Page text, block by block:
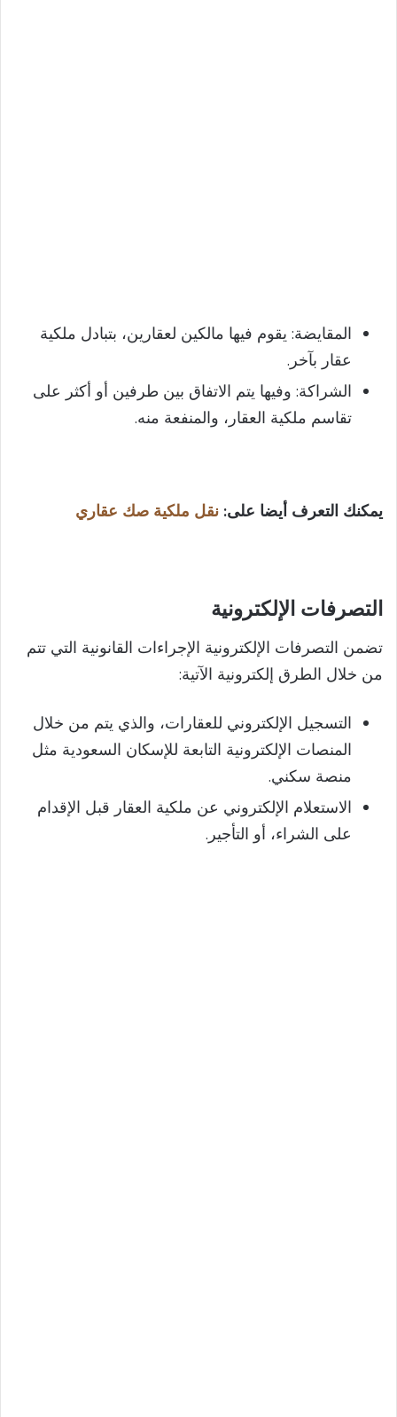
المقايضة: يقوم فيها مالكين لعقارين، بتبادل ملكية
عقار بآخر.
الشراكة: وفيها يتم الاتفاق بين طرفين أو أكثر على
تقاسم ملكية العقار، والمنفعة منه.
يمكنك التعرف أيضا على: نقل ملكية صك عقاري
التصرفات الإلكترونية
تضمن التصرفات الإلكترونية الإجراءات القانونية التي تتم
من خلال الطرق إلكترونية الآتية:
التسجيل الإلكتروني للعقارات، والذي يتم من خلال
المنصات الإلكترونية التابعة للإسكان السعودية مثل
منصة سكني.
الاستعلام الإلكتروني عن ملكية العقار قبل الإقدام
على الشراء، أو التأجير.